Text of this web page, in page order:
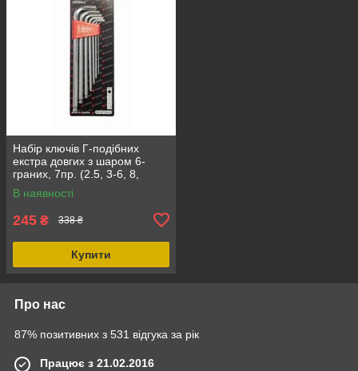
Набір ключів Г-подібних
екстра довгих з шаром 6-
граних, 7пр. (2.5, 3-6, 8,
10мм) Forsage F-5072XLB
В наявності
245 ₴ 338 ₴
Купити
Про нас
87% позитивних з 531 відгука за рік
Працює з 21.02.2016